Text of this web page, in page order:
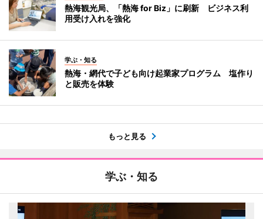
熱海観光局、「熱海 for Biz」に刷新 ビジネス利
用受け入れを強化
学ぶ・知る
熱海・網代で子ども向け起業家プログラム 塩作り
と販売を体験
もっと見る
学ぶ・知る